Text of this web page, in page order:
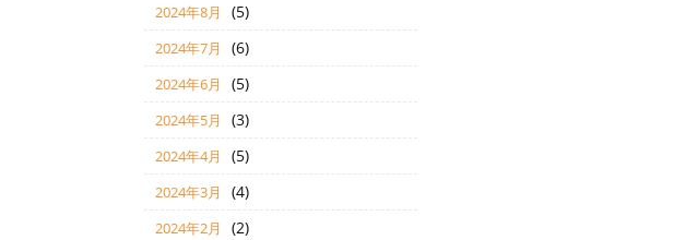
2024年8月 (5)
2024年7月 (6)
2024年6月 (5)
2024年5月 (3)
2024年4月 (5)
2024年3月 (4)
2024年2月 (2)